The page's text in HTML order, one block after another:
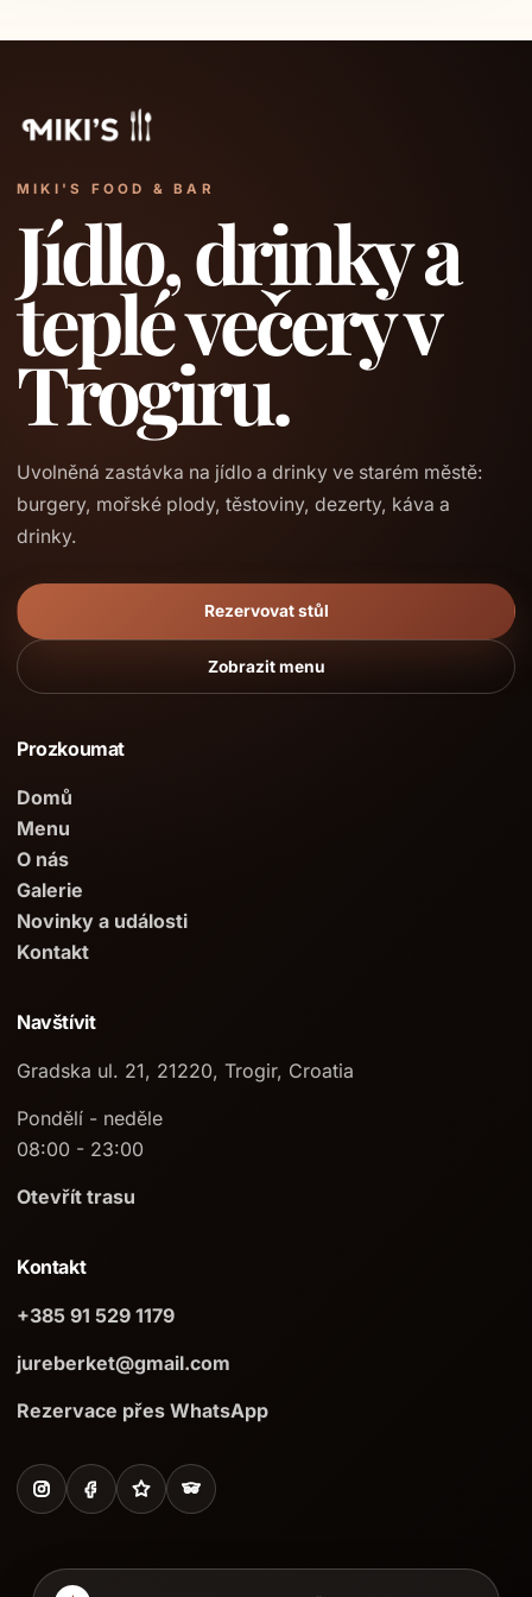
MIKI'S FOOD & BAR
Jídlo, drinky a
teplé večery v
Trogiru.
Uvolněná zastávka na jídlo a drinky ve starém městě:
burgery, mořské plody, těstoviny, dezerty, káva a
drinky.
Rezervovat stůl
Zobrazit menu
Prozkoumat
Domů
Menu
O nás
Galerie
Novinky a události
Kontakt
Navštívit
Gradska ul. 21, 21220, Trogir, Croatia
Pondělí - neděle
08:00 - 23:00
Otevřít trasu
Kontakt
+385 91 529 1179
jureberket@gmail.com
Rezervace přes WhatsApp